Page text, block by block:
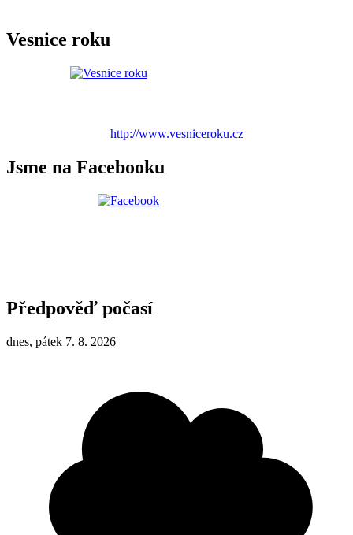
Vesnice roku
http://www.vesniceroku.cz
Jsme na Facebooku
Předpověď počasí
dnes, pátek 7. 8. 2026